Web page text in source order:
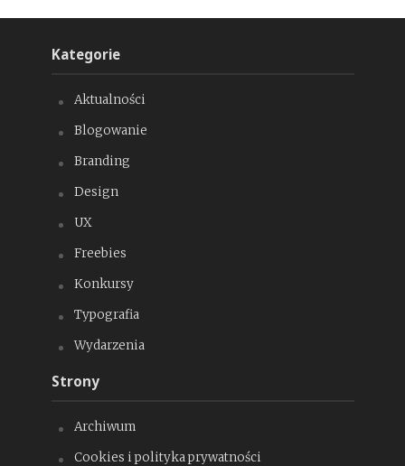
Kategorie
Aktualności
Blogowanie
Branding
Design
UX
Freebies
Konkursy
Typografia
Wydarzenia
Strony
Archiwum
Cookies i polityka prywatności